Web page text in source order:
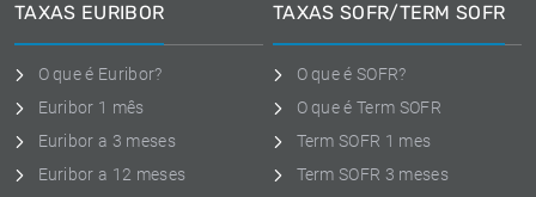
TAXAS EURIBOR
O que é Euribor?
Euribor 1 mês
Euribor a 3 meses
Euribor a 12 meses
TAXAS SOFR/TERM SOFR
O que é SOFR?
O que é Term SOFR
Term SOFR 1 mes
Term SOFR 3 meses